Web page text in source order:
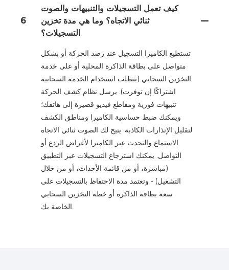
6
كيف تعمل التسجيلات والتنبيهات والصوت
ثنائي الاتجاه؟ وما هي مدة تخزين
التسجيلات؟
تستطيع الكاميرا التسجيل عند رصد الحركة أو بشكل
متواصل على بطاقة الذاكرة المحلية أو على خدمة
التخزين السحابي (يتطلب استخدام الخدمة السحابية
اشتراكًا إن توفرت). يرسل نظام كشف الحركة
تنبيهات فورية ومقاطع فيديو قصيرة إلى هاتفك؛
ويمكنك ضبط حساسية الكاميرا ومناطق الكشف
لتقليل الإنذارات الكاذبة. يتيح لك الصوت ثنائي الاتجاه
الاستماع والتحدث عبر الكاميرا لأغراض الردع أو
التواصل. يمكنك استرجاع التسجيلات عبر التطبيق
(مباشرة، أو من قائمة الأحداث، أو من خلال
التشغيل) - وتعتمد مدة الاحتفاظ بالتسجيلات على
سعة بطاقة الذاكرة أو خطة التخزين السحابي
الخاصة بك.